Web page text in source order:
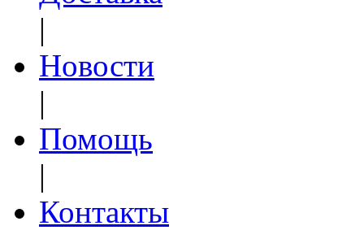
|
Новости
|
Помощь
|
Контакты